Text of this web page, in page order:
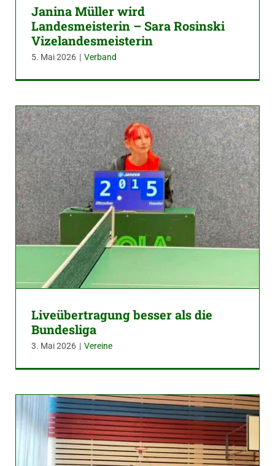
Janina Müller wird
Landesmeisterin – Sara Rosinski
Vizelandesmeisterin
5. Mai 2026 | Verband
Liveübertragung besser als die
Bundesliga
3. Mai 2026 | Vereine